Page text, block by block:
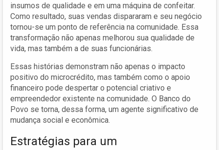
insumos de qualidade e em uma máquina de confeitar.
Como resultado, suas vendas dispararam e seu negócio
tornou-se um ponto de referência na comunidade. Essa
transformação não apenas melhorou sua qualidade de
vida, mas também a de suas funcionárias.
Essas histórias demonstram não apenas o impacto
positivo do microcrédito, mas também como o apoio
financeiro pode despertar o potencial criativo e
empreendedor existente na comunidade. O Banco do
Povo se torna, dessa forma, um agente significativo de
mudança social e econômica.
Estratégias para um